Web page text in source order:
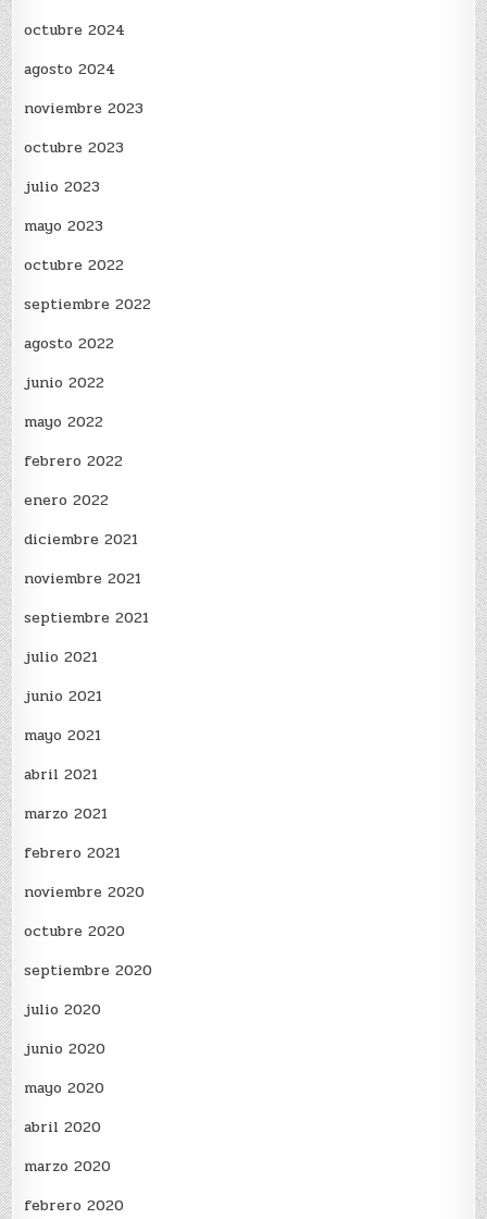
octubre 2024
agosto 2024
noviembre 2023
octubre 2023
julio 2023
mayo 2023
octubre 2022
septiembre 2022
agosto 2022
junio 2022
mayo 2022
febrero 2022
enero 2022
diciembre 2021
noviembre 2021
septiembre 2021
julio 2021
junio 2021
mayo 2021
abril 2021
marzo 2021
febrero 2021
noviembre 2020
octubre 2020
septiembre 2020
julio 2020
junio 2020
mayo 2020
abril 2020
marzo 2020
febrero 2020